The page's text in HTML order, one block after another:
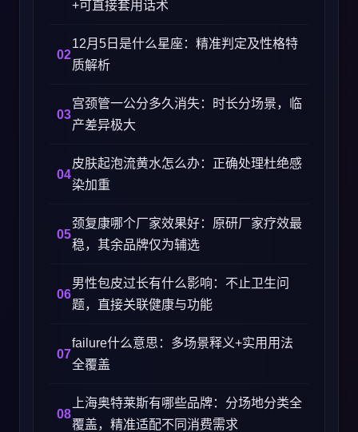
+可直接套用话术
12月5日是什么星座：精准判定及性格特
质解析
宫颈管一公分多久消失：时长分场景，临
产差异极大
皮肤起泡流黄水怎么办：正确处理杜绝感
染加重
颈复康哪个厂家效果好：原研厂家疗效最
稳，其余品牌仅为辅选
男性包皮过长有什么影响：不止卫生问
题，直接关联健康与功能
failure什么意思：多场景释义+实用用法
全覆盖
上海奥特莱斯有哪些品牌：分场地分类全
覆盖，精准适配不同消费需求